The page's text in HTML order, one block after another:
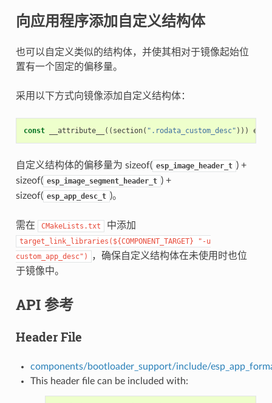
向应用程序添加自定义结构体
也可以自定义类似的结构体，并使其相对于镜像起始位
置有一个固定的偏移量。
采用以下方式向镜像添加自定义结构体：
const __attribute__ (( section( ".rodata_custom_desc" )))
自定义结构体的偏移量为 sizeof( esp_image_header_t ) +
sizeof( esp_image_segment_header_t ) +
sizeof( esp_app_desc_t )。
需在 CMakeLists.txt 中添加
target_link_libraries(${COMPONENT_TARGET}
"-u
custom_app_desc")
，确保自定义结构体在未使用时也位
于镜像中。
API 参考
Header File
components/bootloader_support/include/
This header file can be included with: